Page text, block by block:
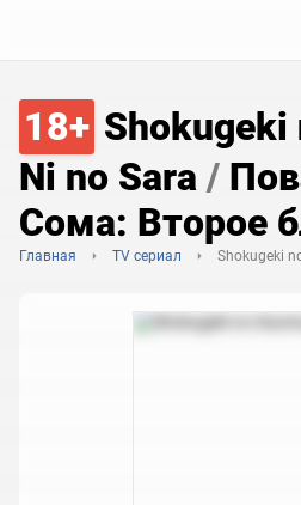
18+ Shokugeki
Ni no Sara /
Сома: Второе
Главная TV сериал Shokugeki